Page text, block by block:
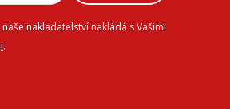
naše nakladatelství nakládá s Vašimi
.